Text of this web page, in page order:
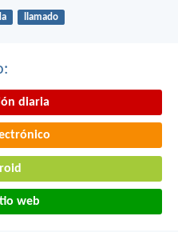
llamado
diaria
web